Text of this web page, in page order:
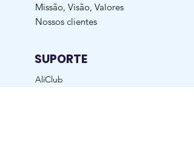
Missão, Visão, Valores
Nossos clientes
SUPORTE
AliClub